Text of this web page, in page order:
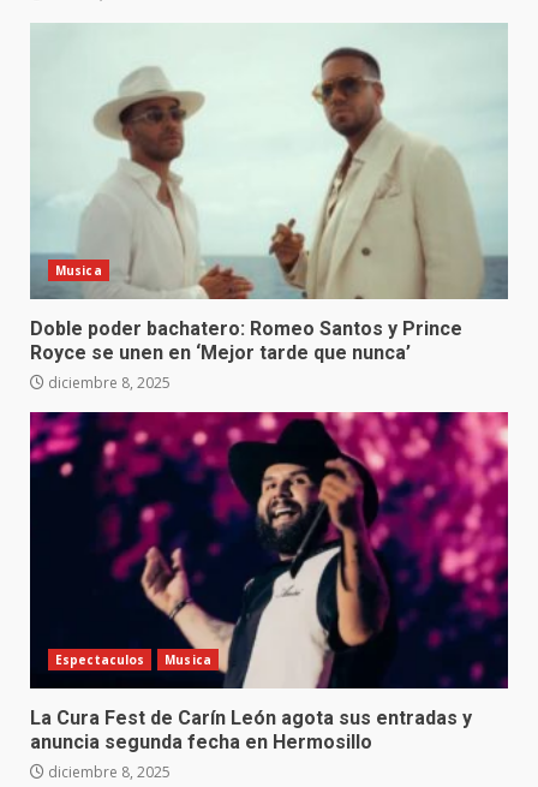
Musica
Doble poder bachatero: Romeo Santos y Prince
Royce se unen en ‘Mejor tarde que nunca’
diciembre 8, 2025
Espectaculos Musica
La Cura Fest de Carín León agota sus entradas y
anuncia segunda fecha en Hermosillo
diciembre 8, 2025